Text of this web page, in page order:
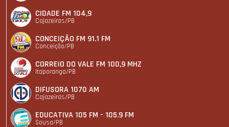
CIDADE FM 104,9
Cajazeiras/PB
CONCEIÇÃO FM 91.1 FM
Conceição/PB
CORREIO DO VALE FM 100,9 MHZ
Itaporanga/PB
DIFUSORA 1070 AM
Cajazeiras/PB
EDUCATIVA 105 FM - 105.9 FM
Sousa/PB